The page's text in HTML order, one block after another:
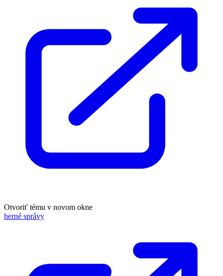
Otvoriť tému v novom okne
herné správy